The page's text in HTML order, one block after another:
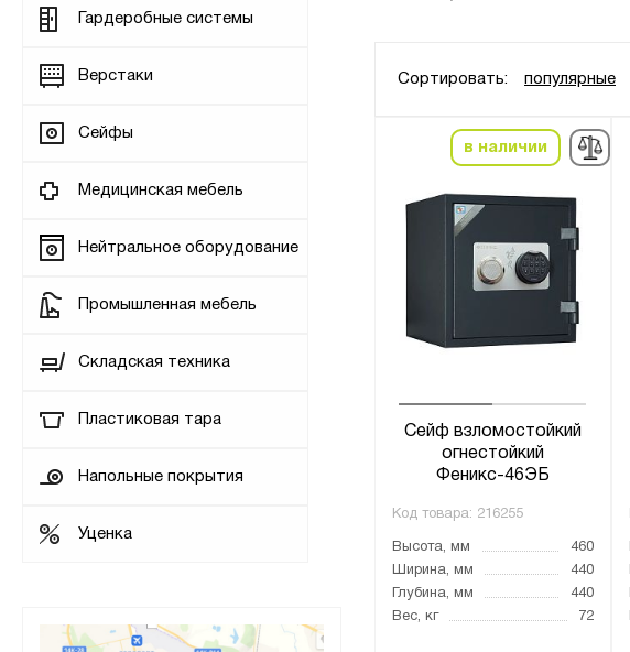
Гардеробные системы
Верстаки
Сейфы
Медицинская мебель
Нейтральное оборудование
Промышленная мебель
Складская техника
Пластиковая тара
Напольные покрытия
Уценка
Сортировать: популярные
в наличии
Сейф взломостойкий
огнестойкий
Феникс-46ЭБ
Код товара: 216255
Высота, мм
460
Ширина, мм
440
Глубина, мм
440
Вес, кг
72